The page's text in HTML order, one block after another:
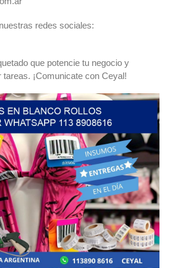
redes sociales:
que potencie tu negocio y
¡Comunicate con Ceyal!